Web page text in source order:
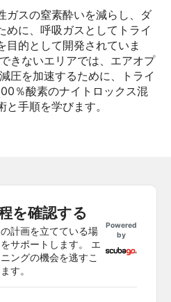
ガスの窒素酔いを減らし、ダ
めに、呼吸ガスとしてトライ
目的として開発されていま
きないエリアでは、エアオプ
圧を加速するために、トライ
％酸素のナイトロックス混
と手順を学びます。
を確認する
計画を立てている場
サポートします。 エ
ングの機会を逃すこ
す。
Powered
by